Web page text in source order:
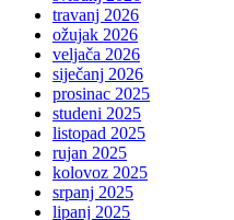
travanj 2026
ožujak 2026
veljača 2026
siječanj 2026
prosinac 2025
studeni 2025
listopad 2025
rujan 2025
kolovoz 2025
srpanj 2025
lipanj 2025